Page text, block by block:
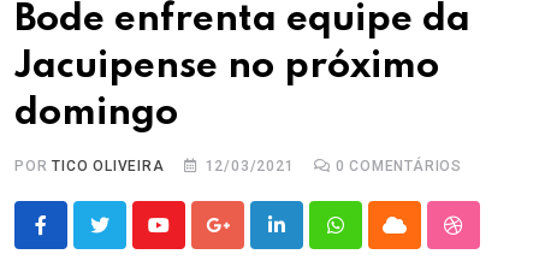
Bode enfrenta equipe da
Jacuipense no próximo
domingo
PORTICO OLIVEIRA 12/03/2021 0 COMENTÁRIOS
YoutubeGoogle+LinkedInWhatsappCloud